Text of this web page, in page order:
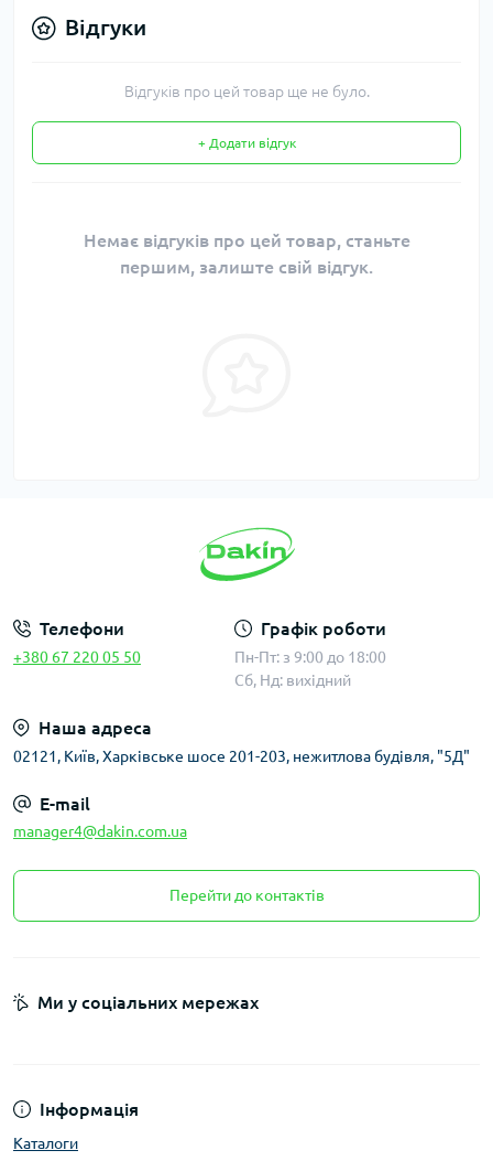
Відгуки
Відгуків про цей товар ще не було.
+ Додати відгук
Немає відгуків про цей товар, станьте
першим, залиште свій відгук.
Телефони
+380 67 220 05 50
Графік роботи
Пн-Пт: з 9:00 до 18:00
Сб, Нд: вихідний
Наша адреса
02121, Київ, Харківське шосе 201-203, нежитлова будівля, "5Д"
E-mail
manager4@dakin.com.ua
Перейти до контактів
Інформація
Каталоги
Ми у соціальних мережах